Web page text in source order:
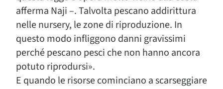
afferma Naji –. Talvolta pescano addirittura
nelle nursery, le zone di riproduzione. In
questo modo infliggono danni gravissimi
perché pescano pesci che non hanno ancora
potuto riprodursi».
E quando le risorse cominciano a scarseggiare